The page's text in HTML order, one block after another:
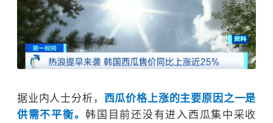
据业内人士分析，
西瓜价格上涨的主要原因之一是
供需不平衡。韩国目前还没有进入西瓜集中采收